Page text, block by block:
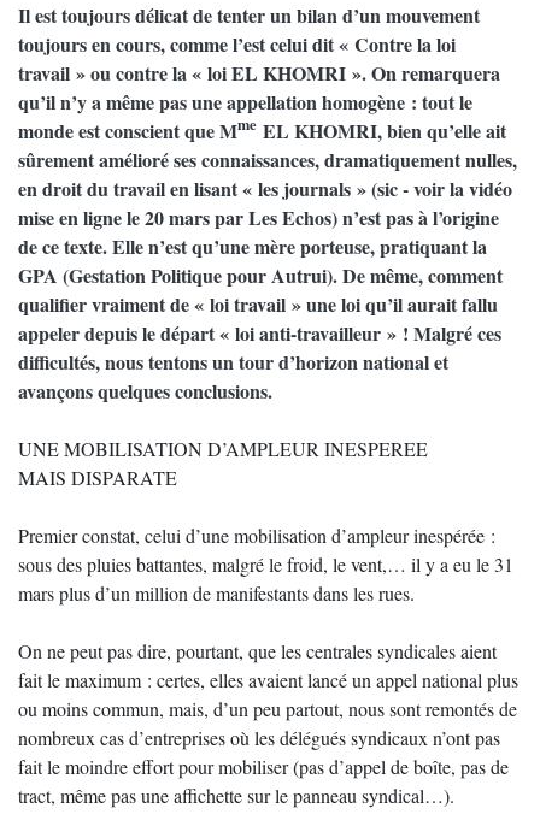
Il est toujours délicat de tenter un bilan d’un mouvement
toujours en cours, comme l’est celui dit « Contre la loi
travail » ou contre la « loi EL KHOMRI ». On remarquera
qu’il n’y a même pas une appellation homogène : tout le
monde est conscient que Mme EL KHOMRI, bien qu’elle ait
sûrement amélioré ses connaissances, dramatiquement nulles,
en droit du travail en lisant « les journals » (sic - voir la vidéo
mise en ligne le 20 mars par Les Echos) n’est pas à l’origine
de ce texte. Elle n’est qu’une mère porteuse, pratiquant la
GPA (Gestation Politique pour Autrui). De même, comment
qualifier vraiment de « loi travail » une loi qu’il aurait fallu
appeler depuis le départ « loi anti-travailleur » ! Malgré ces
difficultés, nous tentons un tour d’horizon national et
avançons quelques conclusions.
UNE MOBILISATION D’AMPLEUR INESPEREE
MAIS DISPARATE
Premier constat, celui d’une mobilisation d’ampleur inespérée :
sous des pluies battantes, malgré le froid, le vent,… il y a eu le 31
mars plus d’un million de manifestants dans les rues.
On ne peut pas dire, pourtant, que les centrales syndicales aient
fait le maximum : certes, elles avaient lancé un appel national plus
ou moins commun, mais, d’un peu partout, nous sont remontés de
nombreux cas d’entreprises où les délégués syndicaux n’ont pas
fait le moindre effort pour mobiliser (pas d’appel de boîte, pas de
tract, même pas une affichette sur le panneau syndical…).